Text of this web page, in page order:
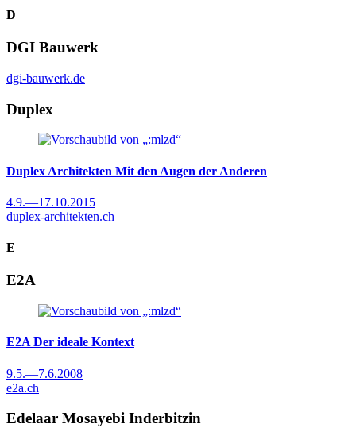
D
DGI Bauwerk
dgi-bauwerk.de
Duplex
Duplex Architekten Mit den Augen der Anderen
4.9.—17.10.2015
duplex-architekten.ch
E
E2A
E2A Der ideale Kontext
9.5.—7.6.2008
e2a.ch
Edelaar Mosayebi Inderbitzin